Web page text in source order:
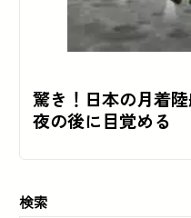
驚き！日本の月着
夜の後に目覚める
検索